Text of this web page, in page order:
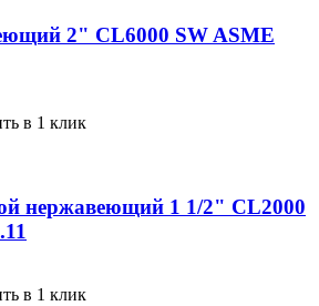
2" CL6000 SW ASME
в 1 клик
нержавеющий 1 1/2" CL2000
в 1 клик